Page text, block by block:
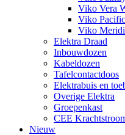
Viko Vera
Viko
Viko
Elektra Draad
Inbouwdozen
Kabeldozen
Tafelcontactdoos
Elektrabuis en
Overige Elektra
Groepenkast
CEE
Nieuw